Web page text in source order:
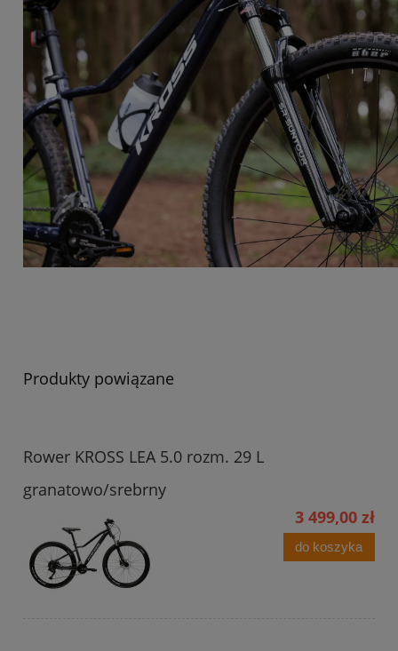
Produkty powiązane
Rower KROSS LEA 5.0 rozm. 29 L
granatowo/srebrny
3 499,00 zł
do koszyka